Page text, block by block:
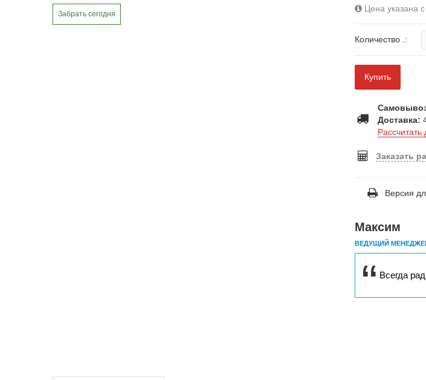
Забрать сегодня
Цена указана
Количество .:
Купить
Доставка:
Рассчитать
Заказать
Версия
Максим
ВЕДУЩИЙ
Всегда